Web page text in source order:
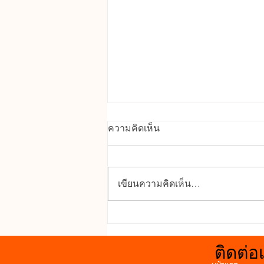
คุณสมบัติเด่นของ UPVC
ทนฝน ไม่บิดงอ โก่งตัว หรือผุกร่อน
จากความชื้นได้ดี กันน้ำและ
ลดเสียงรบกวนจ
ความคิดเห็น
เขียนความคิดเห็น…
ติดต่อ